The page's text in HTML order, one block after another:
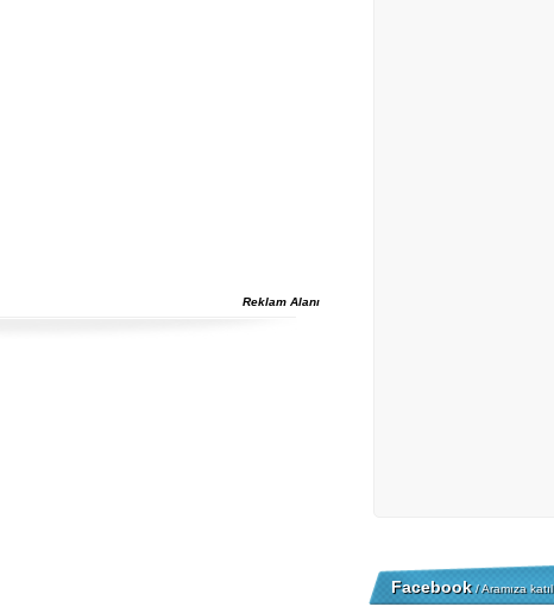
Reklam Alanı
Facebook/ Aramıza katıl